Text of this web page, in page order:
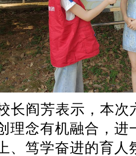
长阎芳表示，本
理念有机融合，
、笃学奋进的育